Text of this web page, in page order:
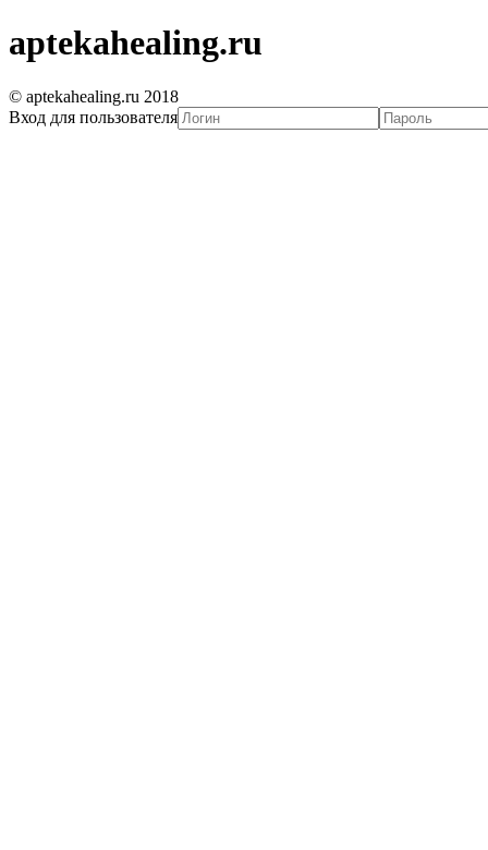
aptekahealing.ru
© aptekahealing.ru 2018
Вход для пользователя